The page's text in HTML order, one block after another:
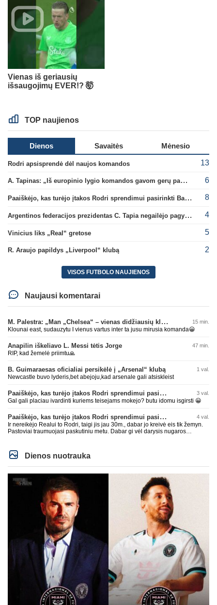
Vienas iš geriausių
išsaugojimų EVER!? 🤯
TOP naujienos
Dienos Savaitės Mėnesio
Rodri apsisprendė dėl naujos komandos 13
A. Tapinas: „Iš europinio lygio komandos gavom gerų pamokų“ 6
Paaiškėjo, kas turėjo įtakos Rodri sprendimui pasirinkti Barselonos pusę 8
Argentinos federacijos prezidentas C. Tapia negailėjo pagyrų G. Infantino 4
Vinicius liks „Real“ gretose 5
R. Araujo papildys „Liverpool“ klubą 2
VISOS FUTBOLO NAUJIENOS
Naujausi komentarai
M. Palestra: „Man „Chelsea“ – vienas didžiausių klubų futbole“ 15 min.
Klounai east, sudauzytu I vienus vartus inter ta jusu mirusia komanda😀
Anapilin iškeliavo L. Messi tėtis Jorge 47 min.
RIP, kad žemelė priimtu🙏
B. Guimaraesas oficialiai persikėlė į „Arsenal“ klubą 1 val.
Newcastle buvo lyderis,bet abejoju,kad arsenale gali atsiskleist
Paaiškėjo, kas turėjo įtakos Rodri sprendimui pasirinkti Barselonos pusę 3 val.
Gal gali placiau ivardinti kuriems teisejams mokejo? butu idomu isgirsti 😀
Paaiškėjo, kas turėjo įtakos Rodri sprendimui pasirinkti Barselonos pusę 4 val.
Ir nereikėjo Realui to Rodri, taigi jis jau 30m., dabar jo kreivė eis tik žemyn.
Pastoviai traumuojasi paskutiniu metu. Dabar gi vėl darysis nugaros
būtų buvęs reikalingas, Perezas būtų ir pasiėmęs seniai. Beja ir ManCity, ne
šiaip sau paleidžia jį. Sėkmės jam Barcoje, galės su savo korešais iš
rinktinės kartu pažaisti karjeros saulėlydyje.
Dienos nuotrauka